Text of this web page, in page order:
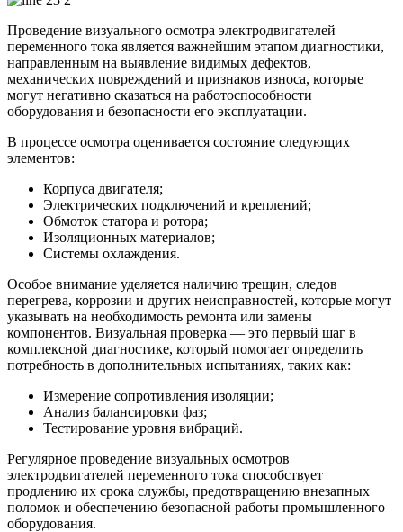
Проведение визуального осмотра электродвигателей
переменного тока является важнейшим этапом диагностики,
направленным на выявление видимых дефектов,
механических повреждений и признаков износа, которые
могут негативно сказаться на работоспособности
оборудования и безопасности его эксплуатации.
В процессе осмотра оценивается состояние следующих
элементов:
Корпуса двигателя;
Электрических подключений и креплений;
Обмоток статора и ротора;
Изоляционных материалов;
Системы охлаждения.
Особое внимание уделяется наличию трещин, следов
перегрева, коррозии и других неисправностей, которые могут
указывать на необходимость ремонта или замены
компонентов. Визуальная проверка — это первый шаг в
комплексной диагностике, который помогает определить
потребность в дополнительных испытаниях, таких как:
Измерение сопротивления изоляции;
Анализ балансировки фаз;
Тестирование уровня вибраций.
Регулярное проведение визуальных осмотров
электродвигателей переменного тока способствует
продлению их срока службы, предотвращению внезапных
поломок и обеспечению безопасной работы промышленного
оборудования.